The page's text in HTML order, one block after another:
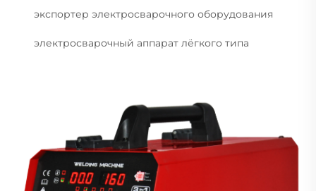
экспортер электросварочного оборудования
электросварочный аппарат лёгкого типа